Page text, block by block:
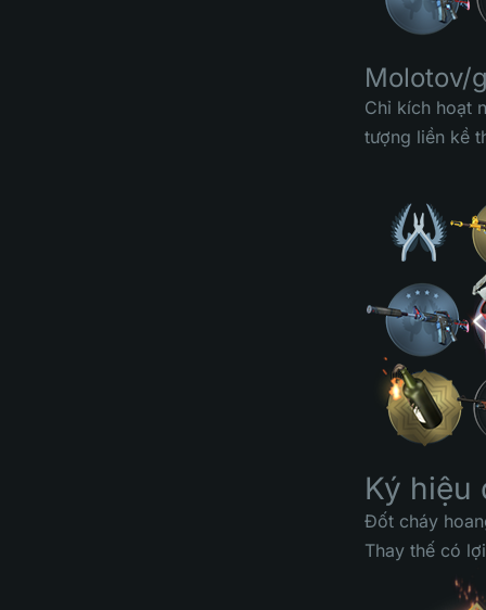
Molotov/
Chỉ kích hoạt
tượng liền kề
Ký hiệu
Đốt cháy
Thay thế có